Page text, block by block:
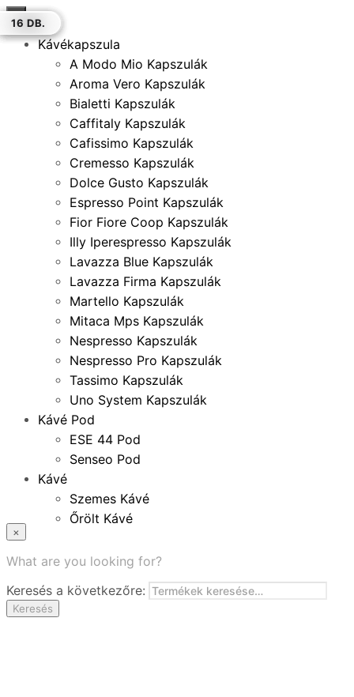
×
Kávékapszula
A Modo Mio Kapszulák
Aroma Vero Kapszulák
Bialetti Kapszulák
Caffitaly Kapszulák
Cafissimo Kapszulák
Cremesso Kapszulák
Dolce Gusto Kapszulák
Espresso Point Kapszulák
Fior Fiore Coop Kapszulák
Illy Iperespresso Kapszulák
Lavazza Blue Kapszulák
Lavazza Firma Kapszulák
Martello Kapszulák
Mitaca Mps Kapszulák
Nespresso Kapszulák
Nespresso Pro Kapszulák
Tassimo Kapszulák
Uno System Kapszulák
Kávé Pod
ESE 44 Pod
Senseo Pod
Kávé
Szemes Kávé
Őrölt Kávé
Instant Kávé
Zacskó Tea
Tartozékok
×
What are you looking for?
Keresés a következőre:
Keresés
50 DB.
50 DB.
12 DB.
10 DB.
12 DB.
12 DB.
16 DB.